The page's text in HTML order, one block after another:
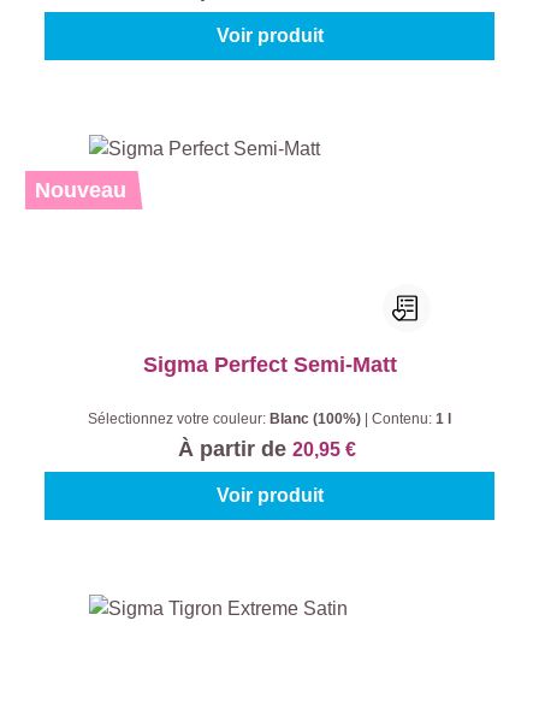
Voir produit
Nouveau
Sigma Perfect Semi-Matt
Sélectionnez votre couleur: Blanc (100%) Contenu: 1 l
À partir de 20,95 €
Voir produit